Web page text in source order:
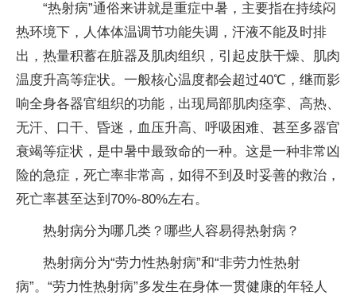
“热射病”通俗来讲就是重症中暑，主要指在持续闷
热环境下，人体体温调节功能失调，汗液不能及时排
出，热量积蓄在脏器及肌肉组织，引起皮肤干燥、肌肉
温度升高等症状。一般核心温度都会超过40℃，继而影
响全身各器官组织的功能，出现局部肌肉痉挛、高热、
无汗、口干、昏迷，血压升高、呼吸困难、甚至多器官
衰竭等症状，是中暑中最致命的一种。这是一种非常凶
险的急症，死亡率非常高，如得不到及时妥善的救治，
死亡率甚至达到70%-80%左右。
热射病分为哪几类？哪些人容易得热射病？
热射病分为“劳力性热射病”和“非劳力性热射
病”。“劳力性热射病”多发生在身体一贯健康的年轻人